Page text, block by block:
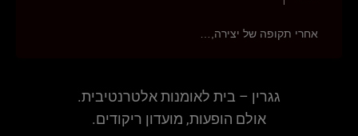
אחרי תקופה של יצירה,…
גגרין – בית לאומנות אלטרנטיבית.
אולם הופעות, מועדון ריקודים.